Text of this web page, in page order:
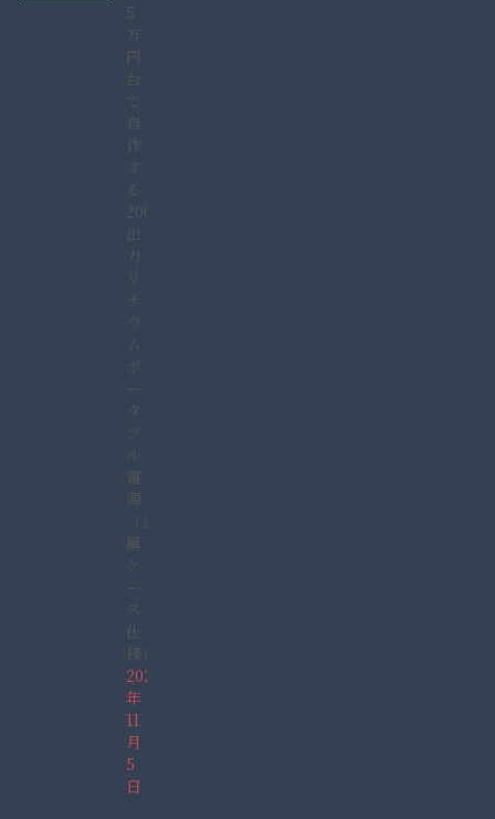
5
万
円
台
で
自
作
す
る
2000W
出
力
リ
チ
ウ
ム
ポ
ー
タ
ブ
ル
電
源
（金
属
ケ
ー
ス
仕
様）
2021
年
11
月
5
日